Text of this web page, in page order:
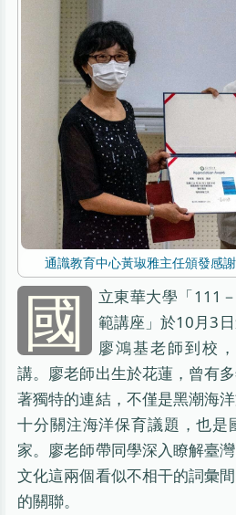
通識教育中心黃琡雅主任頒發感
國
立東華大學「111
範講座」於10月3
廖鴻基老師到校
講。廖老師出生於花蓮，曾有
著獨特的連結，不僅是黑潮海
十分關注海洋保育議題，也是
家。廖老師帶同學深入瞭解臺
文化這兩個看似不相干的詞彙
的關聯。